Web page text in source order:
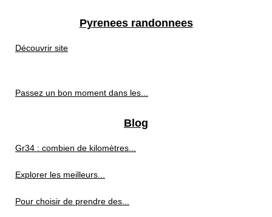
Pyrenees randonnees
Découvrir site
Passez un bon moment dans les...
Blog
Gr34 : combien de kilomètres...
Explorer les meilleurs...
Pour choisir de prendre des...